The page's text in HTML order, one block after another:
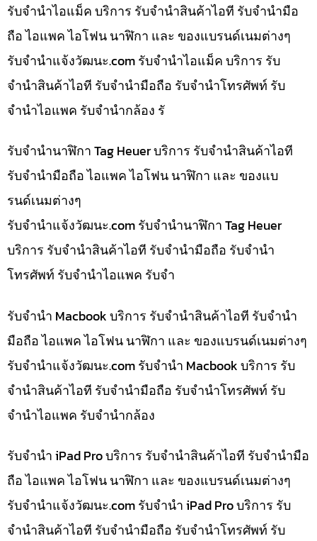
รับจำนำไอแม็ค บริการ รับจำนำสินค้าไอที รับจำนำมือ
ถือ ไอแพค ไอโฟน นาฬิกา และ ของแบรนด์เนมต่างๆ
รับจํานําแจ้งวัฒนะ.com รับจำนำไอแม็ค บริการ รับ
จำนำสินค้าไอที รับจำนำมือถือ รับจำนำโทรศัพท์ รับ
จำนำไอแพค รับจำนำกล้อง รั
รับจำนำนาฬิกา Tag Heuer บริการ รับจำนำสินค้าไอที
รับจำนำมือถือ ไอแพค ไอโฟน นาฬิกา และ ของแบ
รนด์เนมต่างๆ
รับจํานําแจ้งวัฒนะ.com รับจำนำนาฬิกา Tag Heuer
บริการ รับจำนำสินค้าไอที รับจำนำมือถือ รับจำนำ
โทรศัพท์ รับจำนำไอแพค รับจำ
รับจำนำ Macbook บริการ รับจำนำสินค้าไอที รับจำนำ
มือถือ ไอแพค ไอโฟน นาฬิกา และ ของแบรนด์เนมต่างๆ
รับจํานําแจ้งวัฒนะ.com รับจำนำ Macbook บริการ รับ
จำนำสินค้าไอที รับจำนำมือถือ รับจำนำโทรศัพท์ รับ
จำนำไอแพค รับจำนำกล้อง
รับจำนำ iPad Pro บริการ รับจำนำสินค้าไอที รับจำนำมือ
ถือ ไอแพค ไอโฟน นาฬิกา และ ของแบรนด์เนมต่างๆ
รับจํานําแจ้งวัฒนะ.com รับจำนำ iPad Pro บริการ รับ
จำนำสินค้าไอที รับจำนำมือถือ รับจำนำโทรศัพท์ รับ